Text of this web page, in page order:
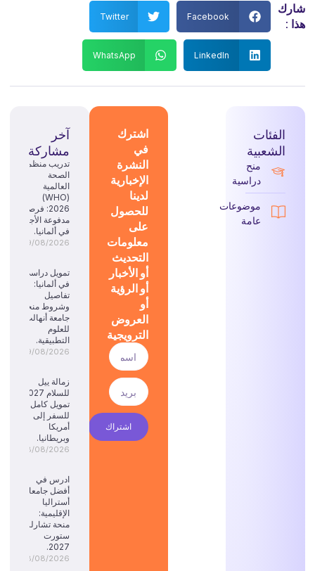
شارك
هذا :
Facebook
Twitter
LinkedIn
WhatsApp
الفئات
الشعبية
منح
دراسية
موضوعات
عامة
اشترك
في
النشرة
الإخبارية
لدينا
للحصول
على
معلومات
التحديث
أو الأخبار
أو الرؤية
أو
العروض
الترويجية
اشتراك
آخر
مشاركة
تدريب منظمة
الصحة
العالمية
(WHO)
2026: فرصة
مدفوعة الأجر
في ألمانيا.
09/08/2026
تمويل دراسي
في ألمانيا:
تفاصيل
وشروط منحة
جامعة أنهالت
للعلوم
التطبيقية.
09/08/2026
زمالة ييل
تمويل كامل
للسفر إلى
أمريكا
وبريطانيا.
08/08/2026
ادرس في
أفضل جامعات
أستراليا
الإقليمية:
منحة تشارلز
ستورت
2027.
08/08/2026